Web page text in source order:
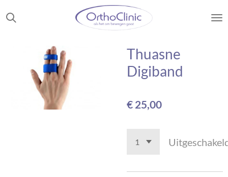
Ga
direct
hoofdinhoud
Thuasne
Digiband
€ 25,00